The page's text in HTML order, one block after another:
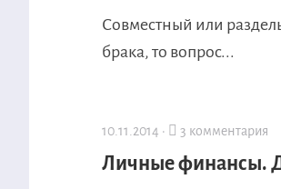
Совместный или
брака, то вопрос...
10.11.2014 · 3 комментария
Личные финансы.